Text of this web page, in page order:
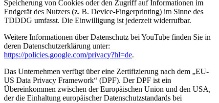
Speicherung von Cookies oder den Zugriff auf Informationen im
Endgerät des Nutzers (z. B. Device-Fingerprinting) im Sinne des
TDDDG umfasst. Die Einwilligung ist jederzeit widerrufbar.
Weitere Informationen über Datenschutz bei YouTube finden Sie in
deren Datenschutzerklärung unter:
https://policies.google.com/privacy?hl=de.
Das Unternehmen verfügt über eine Zertifizierung nach dem „EU-
US Data Privacy Framework“ (DPF). Der DPF ist ein
Übereinkommen zwischen der Europäischen Union und den USA,
der die Einhaltung europäischer Datenschutzstandards bei